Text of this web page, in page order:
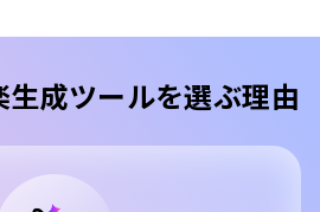
成ツールを選ぶ理由